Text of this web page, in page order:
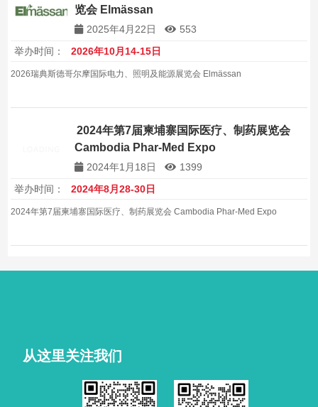
览会 Elmässan
2025年4月22日
553
举办时间：
2026年10月14-15日
2026瑞典斯德哥尔摩国际电力、照明及能源展览会 Elmässan
2024年第7届柬埔寨国际医疗、制药展览会
Cambodia Phar-Med Expo
2024年1月18日
1399
举办时间：
2024年8月28-30日
2024年第7届柬埔寨国际医疗、制药展览会 Cambodia Phar-Med Expo
从这里关注我们